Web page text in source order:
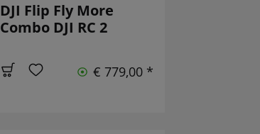
DJI Flip Fly More
Combo DJI RC 2
€ 779,00 *